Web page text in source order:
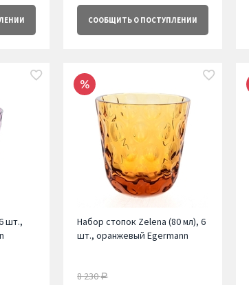
СООБЩИТЬО ПОСТУПЛЕНИИ
шт.,
Набор стопок Zelena (80 мл), 6
шт., оранжевый Egermann
8 230руб.